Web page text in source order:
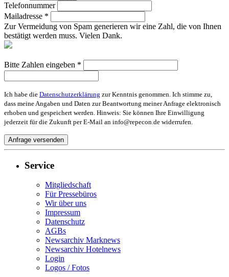
Telefonnummer
Mailadresse *
Zur Vermeidung von Spam generieren wir eine Zahl, die von Ihnen
bestätigt werden muss. Vielen Dank.
Bitte Zahlen eingeben *
Ich habe die Datenschutzerklärung zur Kenntnis genommen. Ich stimme zu,
dass meine Angaben und Daten zur Beantwortung meiner Anfrage elektronisch
erhoben und gespeichert werden. Hinweis: Sie können Ihre Einwilligung
jederzeit für die Zukunft per E-Mail an info@repecon.de widerrufen.
Service
Mitgliedschaft
Für Pressebüros
Wir über uns
Impressum
Datenschutz
AGBs
Newsarchiv Marknews
Newsarchiv Hotelnews
Login
Logos / Fotos